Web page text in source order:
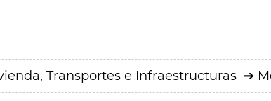
Transportes e Infraestructuras